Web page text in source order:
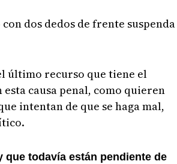
dos dedos de frente suspenda
último recurso que tiene el
causa penal, como quieren
intentan de que se haga mal,
todavía están pendiente de